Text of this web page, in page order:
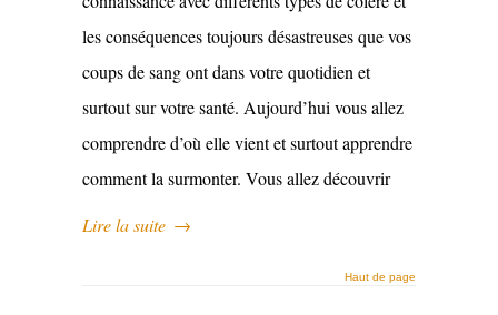
les conséquences toujours désastreuses que vos
coups de sang ont dans votre quotidien et
surtout sur votre santé. Aujourd’hui vous allez
comprendre d’où elle vient et surtout apprendre
comment la surmonter. Vous allez découvrir
Lire la suite →
Haut de page